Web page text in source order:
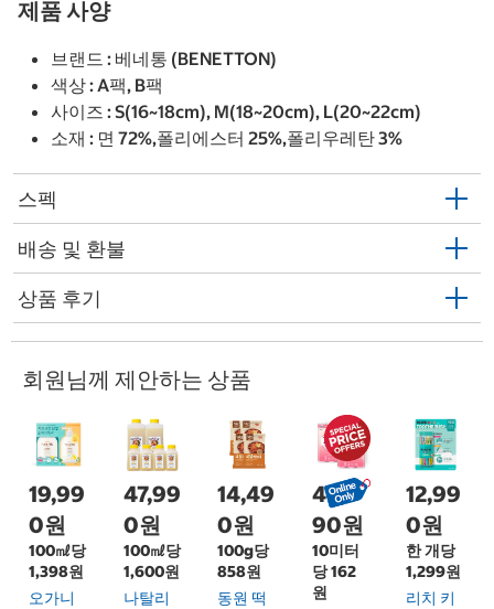
제품 사양
브랜드 : 베네통 (BENETTON)
색상 : A팩, B팩
사이즈 : S(16~18cm), M(18~20cm), L(20~22cm)
소재 : 면 72%,폴리에스터 25%,폴리우레탄 3%
스펙
배송 및 환불
상품 후기
회원님께 제안하는 상품
19,99
0원
100㎖당
1,398원
오가니
47,99
0원
100㎖당
1,600원
나탈리
14,49
0원
100g당
858원
동원 떡
49,9
90원
10미터
당 162
원
12,99
0원
한 개당
1,299원
리치 키